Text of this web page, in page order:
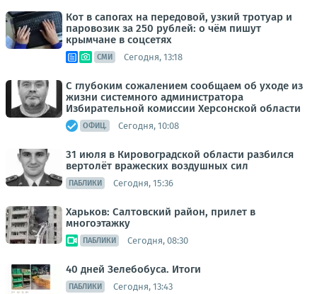
Кот в сапогах на передовой, узкий тротуар и
паровозик за 250 рублей: о чём пишут
крымчане в соцсетях
СМИ Сегодня, 13:18
С глубоким сожалением сообщаем об уходе из
жизни системного администратора
Избирательной комиссии Херсонской области
ОФИЦ. Сегодня, 10:08
31 июля в Кировоградской области разбился
вертолёт вражеских воздушных сил
ПАБЛИКИ Сегодня, 15:36
Харьков: Салтовский район, прилет в
многоэтажку
ПАБЛИКИ Сегодня, 08:30
40 дней Зелебобуса. Итоги
ПАБЛИКИ Сегодня, 13:43